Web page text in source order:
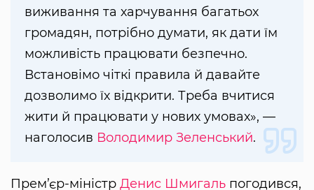
виживання та харчування багатьох
громадян, потрібно думати, як дати їм
можливість працювати безпечно.
Встановімо чіткі правила й давайте
дозволимо їх відкрити. Треба вчитися
жити й працювати у нових умовах», —
наголосив Володимир Зеленський.
Прем’єр-міністр Денис Шмигаль погодився,